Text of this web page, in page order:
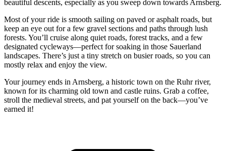
beautiful descents, especially as you sweep down towards Arnsberg.
Most of your ride is smooth sailing on paved or asphalt roads, but
keep an eye out for a few gravel sections and paths through lush
forests. You’ll cruise along quiet roads, forest tracks, and a few
designated cycleways—perfect for soaking in those Sauerland
landscapes. There’s just a tiny stretch on busier roads, so you can
mostly relax and enjoy the view.
Your journey ends in Arnsberg, a historic town on the Ruhr river,
known for its charming old town and castle ruins. Grab a coffee,
stroll the medieval streets, and pat yourself on the back—you’ve
earned it!